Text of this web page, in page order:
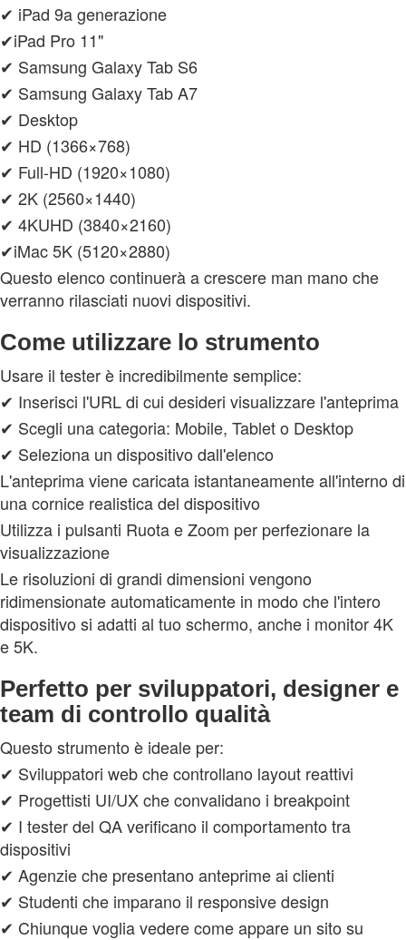
✔ iPad 9a generazione
✔iPad Pro 11"
✔ Samsung Galaxy Tab S6
✔ Samsung Galaxy Tab A7
✔ Desktop
✔ HD (1366×768)
✔ Full-HD (1920×1080)
✔ 2K (2560×1440)
✔ 4KUHD (3840×2160)
✔iMac 5K (5120×2880)
Questo elenco continuerà a crescere man mano che
verranno rilasciati nuovi dispositivi.
Come utilizzare lo strumento
Usare il tester è incredibilmente semplice:
✔ Inserisci l'URL di cui desideri visualizzare l'anteprima
✔ Scegli una categoria: Mobile, Tablet o Desktop
✔ Seleziona un dispositivo dall'elenco
L'anteprima viene caricata istantaneamente all'interno di
una cornice realistica del dispositivo
Utilizza i pulsanti Ruota e Zoom per perfezionare la
visualizzazione
Le risoluzioni di grandi dimensioni vengono
ridimensionate automaticamente in modo che l'intero
dispositivo si adatti al tuo schermo, anche i monitor 4K
e 5K.
Perfetto per sviluppatori, designer e
team di controllo qualità
Questo strumento è ideale per:
✔ Sviluppatori web che controllano layout reattivi
✔ Progettisti UI/UX che convalidano i breakpoint
✔ I tester del QA verificano il comportamento tra
dispositivi
✔ Agenzie che presentano anteprime ai clienti
✔ Studenti che imparano il responsive design
✔ Chiunque voglia vedere come appare un sito su